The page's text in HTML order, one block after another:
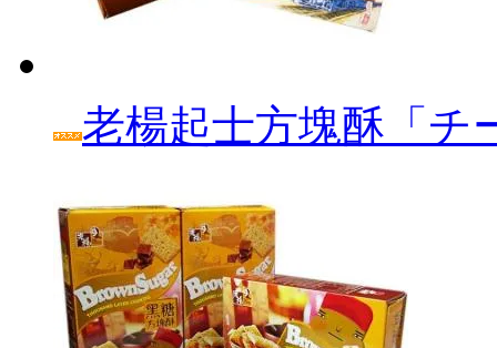
老楊起士方塊酥「チ